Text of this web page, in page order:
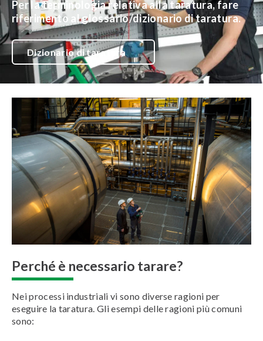
Per la terminologia relativa alla taratura, fare
riferimento al glossario/dizionario di taratura.
Dizionario di taratura
Perché è necessario tarare?
Nei processi industriali vi sono diverse ragioni per
eseguire la taratura. Gli esempi delle ragioni più comuni
sono: